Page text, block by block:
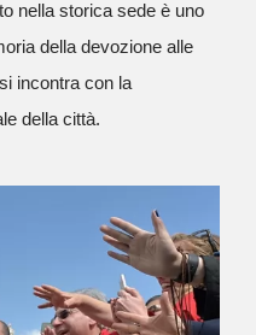
nella storica sede è uno
della devozione alle
incontra con la
della città.